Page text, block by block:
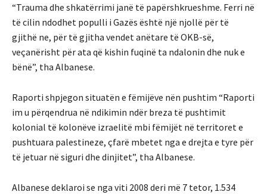
“Trauma dhe shkatërrimi janë të papërshkrueshme. Ferri në
të cilin ndodhet populli i Gazës është një njollë për të
gjithë ne, për të gjitha vendet anëtare të OKB-së,
veçanërisht për ata që kishin fuqinë ta ndalonin dhe nuk e
bënë”, tha Albanese.
Raporti shpjegon situatën e fëmijëve nën pushtim “Raporti
im u përqendrua në ndikimin ndër breza të pushtimit
kolonial të kolonëve izraelitë mbi fëmijët në territoret e
pushtuara palestineze, çfarë mbetet nga e drejta e tyre për
të jetuar në siguri dhe dinjitet”, tha Albanese.
Albanese deklaroi se nga viti 2008 deri më 7 tetor, 1.534